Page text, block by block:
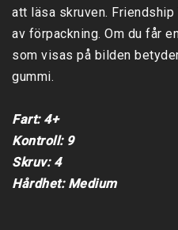
att läsa skruven.
av förpackning. Om du får
som visas på bilden
gummi.
Fart: 4+
Kontroll: 9
Skruv: 4
Hårdhet: Medium